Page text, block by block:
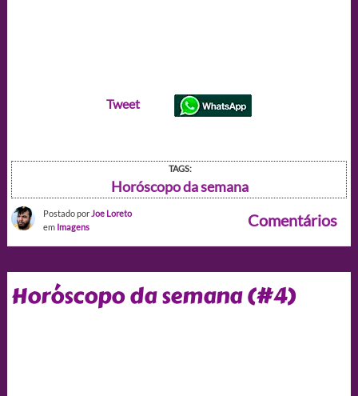
Tweet
TAGS:
Horóscopo da semana
Postado por Joe Loreto
em Imagens Comentários
Horóscopo da semana (#4)